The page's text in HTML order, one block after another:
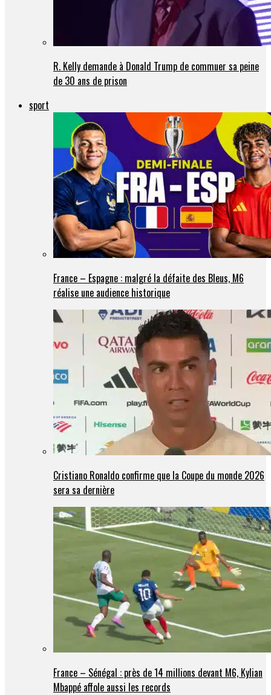
R. Kelly demande à Donald Trump de commuer sa peine
de 30 ans de prison
sport
France – Espagne : malgré la défaite des Bleus, M6
réalise une audience historique
Cristiano Ronaldo confirme que la Coupe du monde 2026
sera sa dernière
France – Sénégal : près de 14 millions devant M6, Kylian
Mbappé affole aussi les records